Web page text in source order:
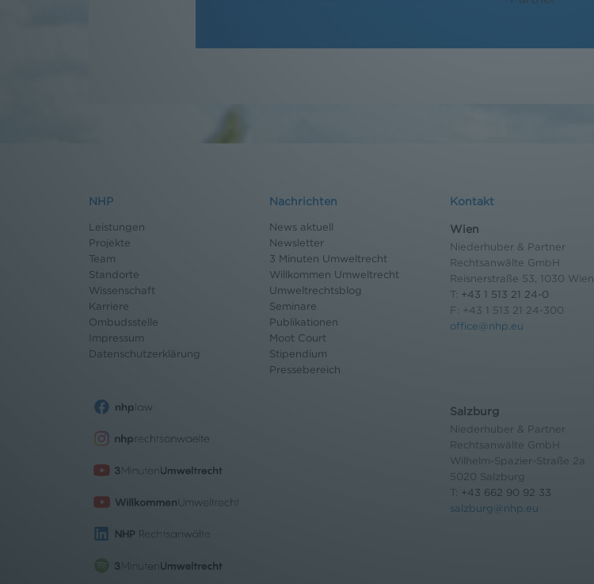
NHP
Leistungen
Projekte
Team
Standorte
Wissenschaft
Karriere
Ombudsstelle
Impressum
Datenschutzerklärung
Nachrichten
News aktuell
Newsletter
3 Minuten Umweltrecht
Willkommen Umweltrecht
Umweltrechtsblog
Seminare
Publikationen
Moot Court
Stipendium
Pressebereich
Kontakt
Wien
Niederhuber & Partner
Rechtsanwälte GmbH
Reisnerstraße 53, 1030 Wien
T: +43 1 513 21 24-0
F: +43 1 513 21 24-300
office@nhp.eu
Salzburg
Niederhuber & Partner
Rechtsanwälte GmbH
Wilhelm-Spazier-Straße 2a
5020 Salzburg
T: +43 662 90 92 33
salzburg@nhp.eu